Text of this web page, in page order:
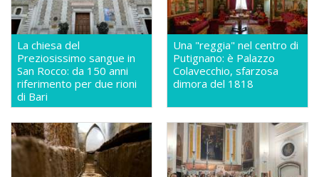
La chiesa del
Preziosissimo sangue in
San Rocco: da 150 anni
riferimento per due rioni
di Bari
Una "reggia" nel centro di
Putignano: è Palazzo
Colavecchio, sfarzosa
dimora del 1818